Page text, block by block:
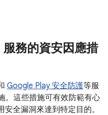
務的資安因應措
Google Play 安全防護等服
。這些措施可有效防範有心
全漏洞來達到特定目的。